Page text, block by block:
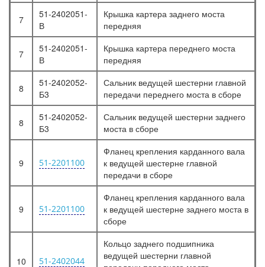
7
51-2402051-
В
Крышка картера заднего моста
передняя
7
51-2402051-
В
Крышка картера переднего моста
передняя
8
51-2402052-
Б3
Сальник ведущей шестерни главной
передачи переднего моста в сборе
8
51-2402052-
Б3
Сальник ведущей шестерни заднего
моста в сборе
9 51-2201100
Фланец крепления карданного вала
к ведущей шестерне главной
передачи в сборе
9 51-2201100
Фланец крепления карданного вала
к ведущей шестерне заднего моста в
сборе
10 51-2402044
Кольцо заднего подшипника
ведущей шестерни главной